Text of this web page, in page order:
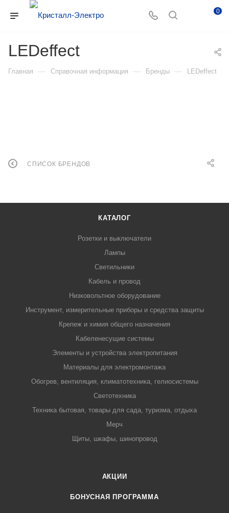
0
LEDeffect
Главная — Справочная информация — Бренды — LEDeffect
СПИСОК БРЕНДОВ
КАТАЛОГ
Розетки и выключатели
Лампы
Светильники
Кабель и провод
Низковольтное оборудование
Инструмент, измерительные приборы и средства защиты
Крепеж и химия общего назначения
Кабеленесущие системы
Элементы и устройства электропитания
Материалы для электромонтажа
Обогрев, вентиляция, климатотехника, гелиосистемы
Светотехника
Техника бытовая, товары для сада, туризма, отдыха
Мерч
Щиты, шкафы, шинопровод
АКЦИИ
БОНУСНАЯ ПРОГРАММА